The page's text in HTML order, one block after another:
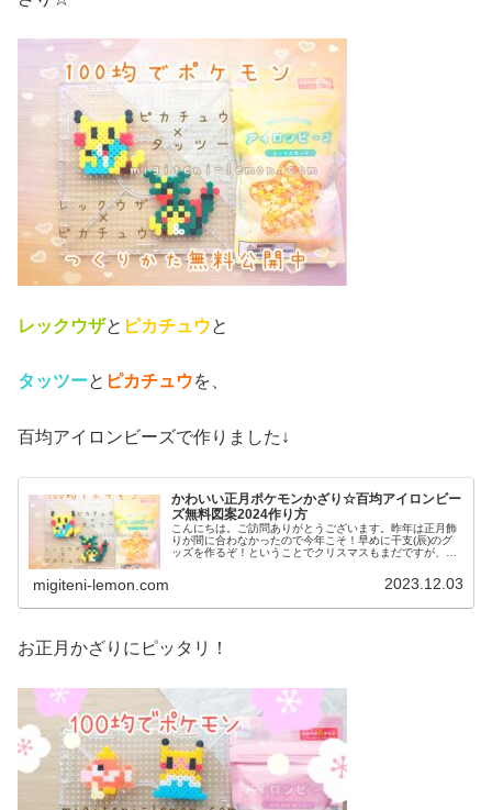
レックウザと ピカチュウと
タッツーと ピカチュウを、
百均アイロンビーズで作りました↓
かわいい正月ポケモンかざり☆百均アイロンビー
ズ無料図案2024作り方
こんにちは。ご訪問ありがとうございます。昨年は正月飾
りが間に合わなかったので今年こそ！早めに干支(辰)のグ
ッズを作るぞ！ということでクリスマスもまだですが、来
migiteni-lemon.com 2023.12.03
お正月かざりにピッタリ！